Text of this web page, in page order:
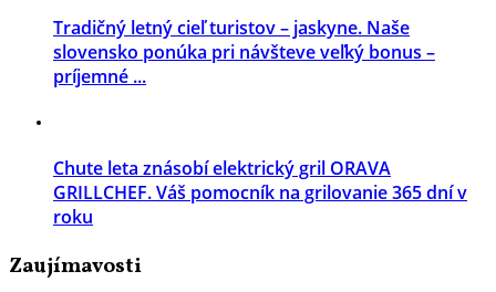
Tradičný letný cieľ turistov – jaskyne. Naše
slovensko ponúka pri návšteve veľký bonus –
príjemné ...
Chute leta znásobí elektrický gril ORAVA
GRILLCHEF. Váš pomocník na grilovanie 365 dní v
roku
Zaujímavosti